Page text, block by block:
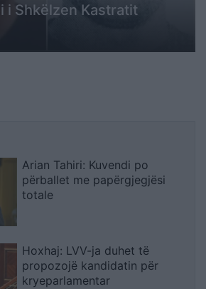
i Shkëlzen Kastratit
Arian Tahiri: Kuvendi po
përballet me papërgjegjësi
totale
Hoxhaj: LVV-ja duhet të
propozojë kandidatin për
kryeparlamentar